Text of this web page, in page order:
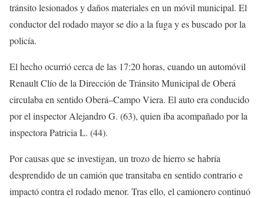
tránsito lesionados y daños materiales en un móvil municipal. El
conductor del rodado mayor se dio a la fuga y es buscado por la
policía.
El hecho ocurrió cerca de las 17:20 horas, cuando un automóvil
Renault Clío de la Dirección de Tránsito Municipal de Oberá
circulaba en sentido Oberá–Campo Viera. El auto era conducido
por el inspector Alejandro G. (63), quien iba acompañado por la
inspectora Patricia L. (44).
Por causas que se investigan, un trozo de hierro se habría
desprendido de un camión que transitaba en sentido contrario e
impactó contra el rodado menor. Tras ello, el camionero continuó